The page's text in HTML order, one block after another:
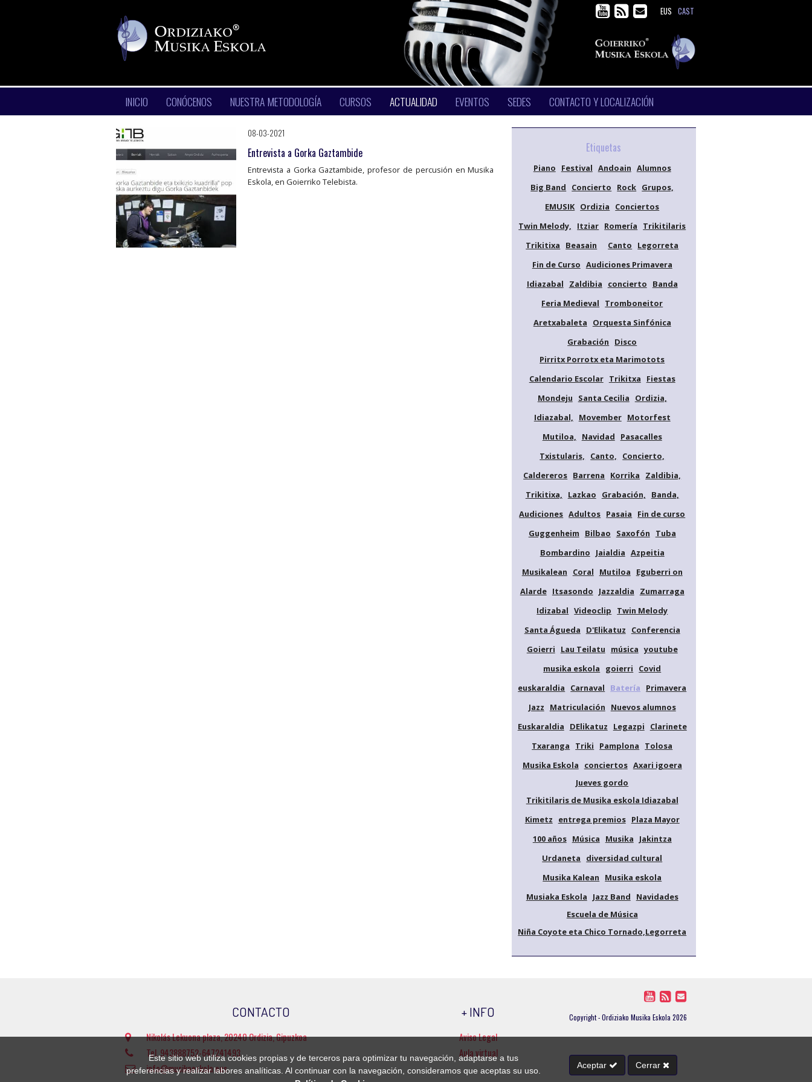
EUS CAST
INICIO CONÓCENOS NUESTRA METODOLOGÍA CURSOS ACTUALIDAD EVENTOS SEDES CONTACTO Y LOCALIZACIÓN
08-03-2021
Entrevista a Gorka Gaztambide
Entrevista a Gorka Gaztambide, profesor de percusión en Musika
Eskola, en Goierriko Telebista.
Etiquetas
Piano Festival Andoain Alumnos
Big Band
Concierto Rock Grupos,
EMUSIK Ordizia
Conciertos
Twin Melody,
Itziar Romería
Trikitilaris
Trikitixa
Beasain Canto
Legorreta
Fin de Curso Audiciones Primavera
Idiazabal
Zaldibia concierto
Banda
Feria Medieval
Tromboneitor
Aretxabaleta
Orquesta Sinfónica
Grabación
Disco
Pirritx Porrotx eta Marimotots
Calendario Escolar Trikitxa
Fiestas
Mondeju
Santa Cecilia
Ordizia,
Idiazabal,
Movember Motorfest
Mutiloa,
Navidad
Pasacalles
Txistularis,
Canto,
Concierto,
Caldereros Barrena Korrika
Zaldibia,
Trikitixa,
Lazkao Grabación,
Banda,
Audiciones Adultos Pasaia
Fin de curso
Guggenheim
Bilbao Saxofón
Tuba
Bombardino
Jaialdia Azpeitia
Musikalean
Coral Mutiloa
Eguberri on
Alarde Itsasondo Jazzaldia
Zumarraga
Idizabal Videoclip
Twin Melody
Santa Águeda
D'Elikatuz
Conferencia
Goierri
Lau Teilatu música youtube
musika eskola
goierri
Covid
euskaraldia
Carnaval Batería
Primavera
Jazz
Matriculación
Nuevos alumnos
Euskaraldia
DElikatuz Legazpi
Clarinete
Txaranga
Triki Pamplona
Tolosa
Musika Eskola
conciertos Axari igoera
Jueves gordo
Trikitilaris de Musika eskola Idiazabal
Kimetz
entrega premios Plaza Mayor
100 años Música Musika
Jakintza
Urdaneta
diversidad cultural
Musika Kalean
Musika eskola
Musiaka Eskola
Jazz Band
Navidades
Escuela de Música
Niña Coyote eta Chico Tornado,Legorreta
CONTACTO
Nikolás Lekuona plaza, 20240 Ordizia, Gipuzkoa
Tel. 943888752-647241493
info@musikaeskola.eus
+ INFO
Aviso Legal
Aula virtual
Copyright - Ordiziako Musika Eskola 2026
Este sitio web utiliza cookies propias y de terceros para optimizar tu navegación, adaptarse a tus
preferencias y realizar labores analíticas. Al continuar con la navegación, consideramos que aceptas su uso.
Aceptar Cerrar